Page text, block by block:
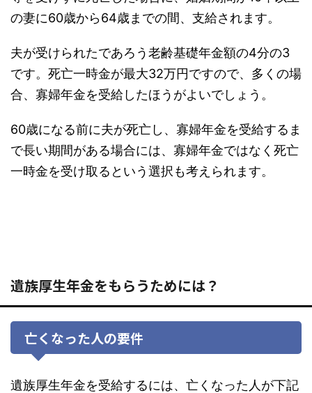
の妻に60歳から64歳までの間、支給されます。
夫が受けられたであろう老齢基礎年金額の4分の3
です。死亡一時金が最大32万円ですので、多くの場
合、寡婦年金を受給したほうがよいでしょう。
60歳になる前に夫が死亡し、寡婦年金を受給するま
で長い期間がある場合には、寡婦年金ではなく死亡
一時金を受け取るという選択も考えられます。
遺族厚生年金をもらうためには？
亡くなった人の要件
遺族厚生年金を受給するには、亡くなった人が下記